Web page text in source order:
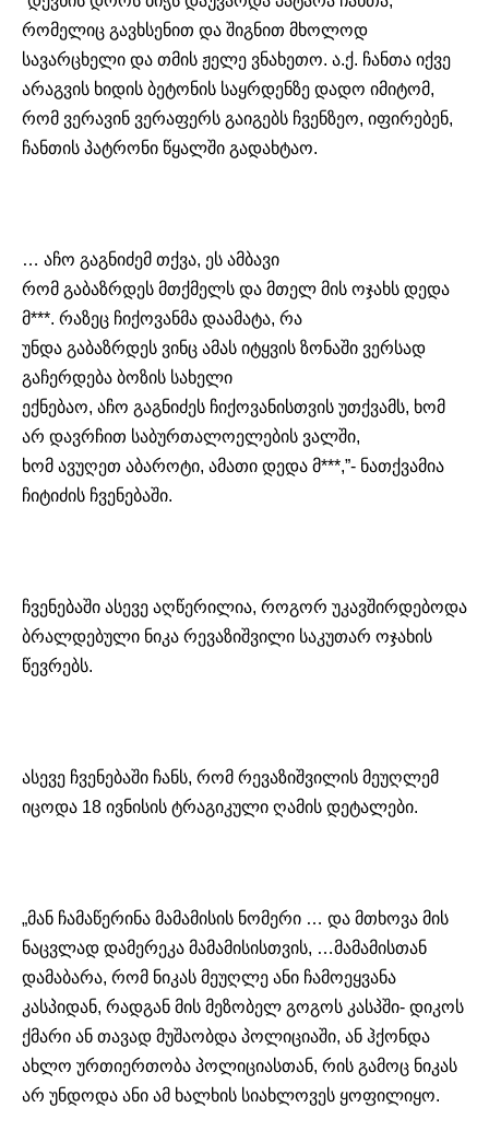
რომელიც გავხსენით და შიგნით მხოლოდ
სავარცხელი და თმის ჟელე ვნახეთო. ა.ქ. ჩანთა იქვე
არაგვის ხიდის ბეტონის საყრდენზე დადო იმიტომ,
რომ ვერავინ ვერაფერს გაიგებს ჩვენზეო, იფირებენ,
ჩანთის პატრონი წყალში გადახტაო.
… აჩო გაგნიძემ თქვა, ეს ამბავი
რომ გაბაზრდეს მთქმელს და მთელ მის ოჯახს დედა
მ***. რაზეც ჩიქოვანმა დაამატა, რა
უნდა გაბაზრდეს ვინც ამას იტყვის ზონაში ვერსად
გაჩერდება ბოზის სახელი
ექნებაო, აჩო გაგნიძეს ჩიქოვანისთვის უთქვამს, ხომ
არ დავრჩით საბურთალოელების ვალში,
ხომ ავუღეთ აბაროტი, ამათი დედა მ***,”- ნათქვამია
ჩიტიძის ჩვენებაში.
ჩვენებაში ასევე აღწერილია, როგორ უკავშირდებოდა
ბრალდებული ნიკა რევაზიშვილი საკუთარ ოჯახის
წევრებს.
ასევე ჩვენებაში ჩანს, რომ რევაზიშვილის მეუღლემ
იცოდა 18 ივნისის ტრაგიკული ღამის დეტალები.
„მან ჩამაწერინა მამამისის ნომერი … და მთხოვა მის
ნაცვლად დამერეკა მამამისისთვის, …მამამისთან
დამაბარა, რომ ნიკას მეუღლე ანი ჩამოეყვანა
კასპიდან, რადგან მის მეზობელ გოგოს კასპში- დიკოს
ქმარი ან თავად მუშაობდა პოლიციაში, ან ჰქონდა
ახლო ურთიერთობა პოლიციასთან, რის გამოც ნიკას
არ უნდოდა ანი ამ ხალხის სიახლოვეს ყოფილიყო.